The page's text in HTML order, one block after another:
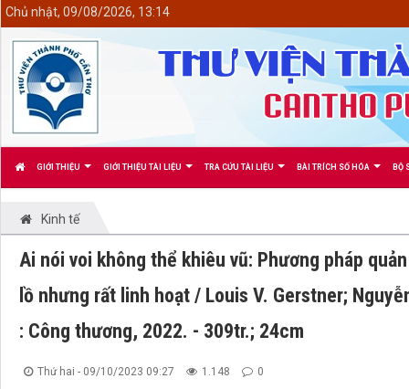
GIỚI THIỆU GIỚI THIỆU TÀI LIỆU TRA CỨU TÀI LIỆU BÀI TRÍCH SỐ HÓA BỘ
Chủ nhật, 09/08/2026, 13:14
Kinh tế
Ai nói voi không thể khiêu vũ: Phương pháp
lồ nhưng rất linh hoạt / Louis V. Gerstner;
: Công thương, 2022. - 309tr.; 24cm
Thứ hai - 09/10/2023 09:27 1.148 0
<